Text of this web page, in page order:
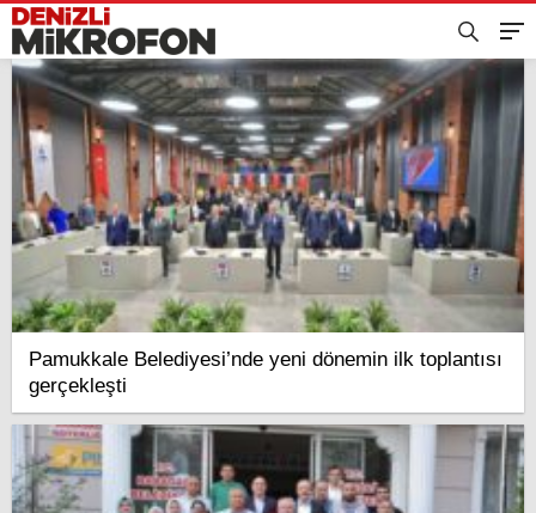
Pamukkale Belediyesi’nde yeni dönemin ilk toplantısı
gerçekleşti